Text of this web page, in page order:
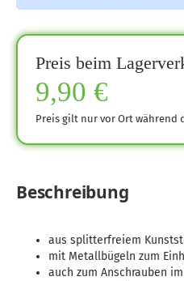
Preis beim
9,90 €
Preis gilt nur vor Ort während
Beschreibung
aus splitterfreiem
mit Metallbügeln zum
auch zum Anschrauben